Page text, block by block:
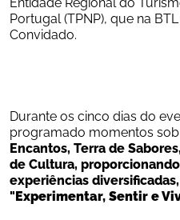
Portugal (TPNP), que na
Convidado.
Durante os cinco dias do
programado momentos
Encantos, Terra de
de Cultura,
experiências
"Experimentar, Sentir e